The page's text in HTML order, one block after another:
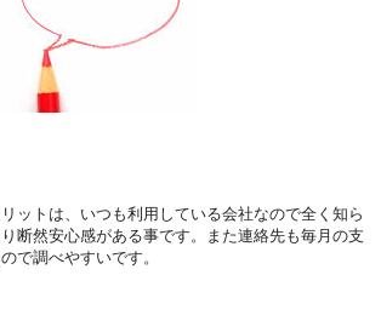
ットは、いつも利用している会社なので全く知ら
断然安心感がある事です。また連絡先も毎月の支
で調べやすいです。